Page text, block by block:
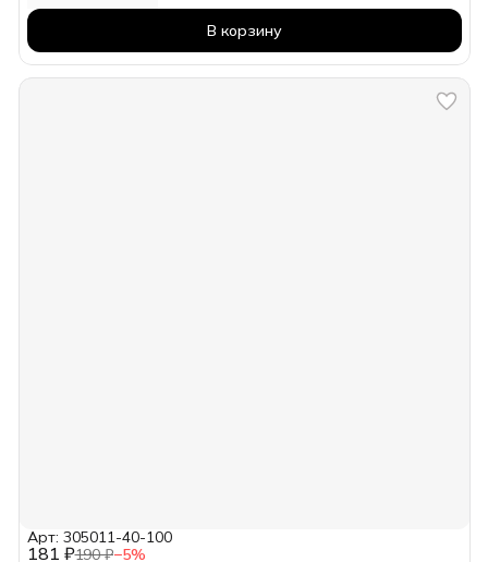
В корзину
181 ₽190 ₽−5%
Арт: 305011-40-100